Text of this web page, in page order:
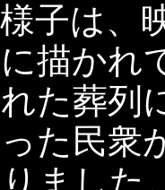
子は、
描かれ
た葬列
た民衆
ました